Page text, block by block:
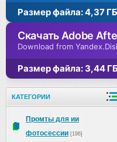
Размер файла: 4,37 ГБ
Скачать Adobe
Download from
Размер файла: 3,44
КАТЕГОРИИ
Промты для ии
фотосессии [196]